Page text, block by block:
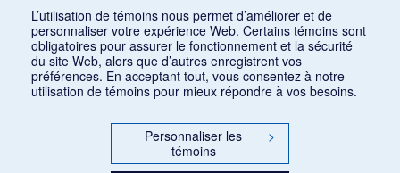
L’utilisation de témoins nous permet d’améliorer et de
personnaliser votre expérience Web. Certains témoins sont
obligatoires pour assurer le fonctionnement et la sécurité
du site Web, alors que d’autres enregistrent vos
préférences. En acceptant tout, vous consentez à notre
utilisation de témoins pour mieux répondre à vos besoins.
Personnaliser les
témoins
>